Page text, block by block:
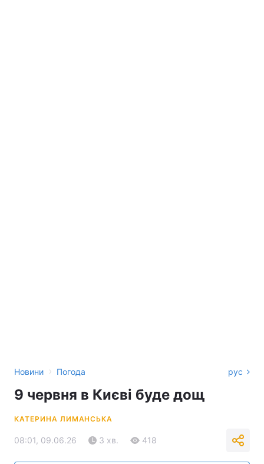
Новини › Погода рус
9 червня в Києві буде дощ
КАТЕРИНА ЛИМАНСЬКА
08:01, 09.06.26 3 хв. 418